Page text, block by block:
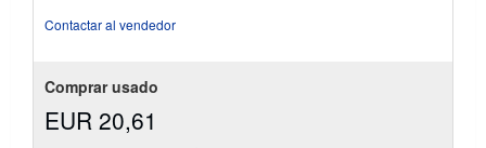
Contactar al vendedor
Comprar usado
EUR 20,61